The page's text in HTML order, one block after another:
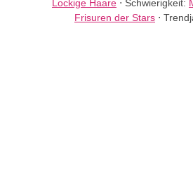
Lockige Haare ⋅ Schwierigkeit:
Frisuren der Stars ⋅